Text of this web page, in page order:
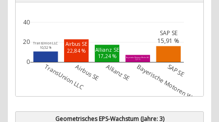
TransUnion LLC
10,52 %
Airbus SE
22,84 % Allianz SE
17,24 %
Bayerische Motoren Werke AG
7,07 %
SAP SE
15,91 %
TransUnion LLCAirbus SE Allianz SE Bayerische Motoren Werke AG
SAP SE
0
20
40
Geometrisches EPS-Wachstum (Jahre: 3)